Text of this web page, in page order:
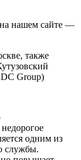
нашем сайте —
также
Group)
одним из
службы.